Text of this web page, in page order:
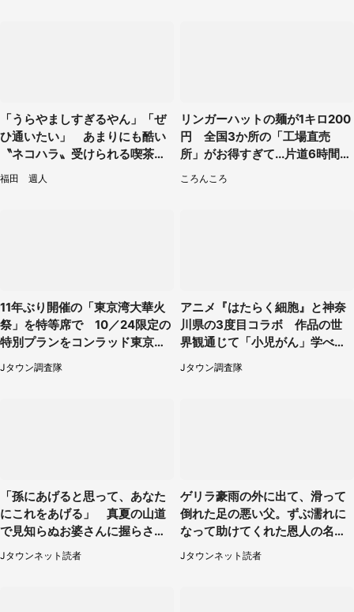
「うらやましすぎるやん」「ぜ
ひ通いたい」 あまりにも酷い
〝ネコハラ〟受けられる喫茶店
に5.3万人驚がく
福田 週人
リンガーハットの麺が1キロ200
円 全国3か所の「工場直売
所」がお得すぎて...片道6時間か
ころんころ
11年ぶり開催の「東京湾大華火
祭」を特等席で 10／24限定の
特別プランをコンラッド東京が
販売【8／3～10／16】
Jタウン調査隊
アニメ『はたらく細胞』と神奈
川県の3度目コラボ 作品の世
界観通じて「小児がん」学べる
【8／10～31※平日限定】
Jタウン調査隊
「孫にあげると思って、あなた
にこれをあげる」 真夏の山道
で見知らぬお婆さんに握らされ
たもの（山口県・30代女性）
Jタウンネット読者
ゲリラ豪雨の外に出て、滑って
倒れた足の悪い父。ずぶ濡れに
なって助けてくれた恩人の名前
Jタウンネット読者